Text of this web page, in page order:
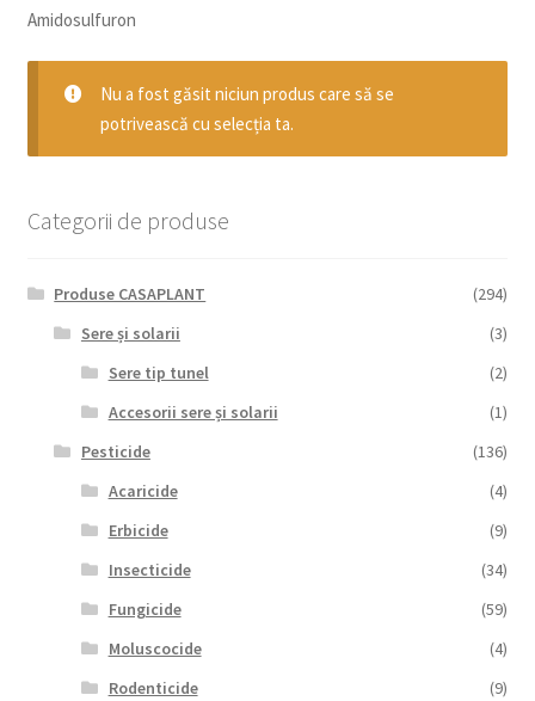
Igienă publică
Casa și grădina
copil
Sere și solarii
Extinde
Amidosulfuron
Nu a fost găsit niciun produs care să se
potrivească cu selecția ta.
Categorii de produse
Produse CASAPLANT
(294)
Sere și solarii
(3)
Sere tip tunel
(2)
Accesorii sere și solarii
(1)
Pesticide
(136)
Acaricide
(4)
Erbicide
(9)
Insecticide
(34)
Fungicide
(59)
Moluscocide
(4)
Rodenticide
(9)